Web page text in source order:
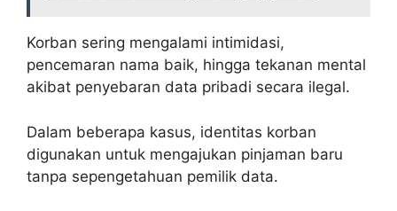
Korban sering mengalami intimidasi,
pencemaran nama baik, hingga tekanan mental
akibat penyebaran data pribadi secara ilegal.
Dalam beberapa kasus, identitas korban
digunakan untuk mengajukan pinjaman baru
tanpa sepengetahuan pemilik data.